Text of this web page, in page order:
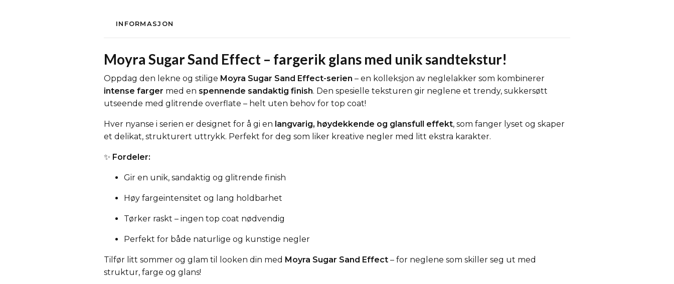
INFORMASJON
Moyra Sugar Sand Effect – fargerik glans med unik sandtekstur!
Oppdag den lekne og stilige Moyra Sugar Sand Effect-serien – en kolleksjon av neglelakker som kombinerer
intense farger med en spennende sandaktig finish. Den spesielle teksturen gir neglene et trendy, sukkersøtt
utseende med glitrende overflate – helt uten behov for top coat!
Hver nyanse i serien er designet for å gi en langvarig, høydekkende og glansfull effekt, som fanger lyset og skaper
et delikat, strukturert uttrykk. Perfekt for deg som liker kreative negler med litt ekstra karakter.
✨ Fordeler:
Gir en unik, sandaktig og glitrende finish
Høy fargeintensitet og lang holdbarhet
Tørker raskt – ingen top coat nødvendig
Perfekt for både naturlige og kunstige negler
Tilfør litt sommer og glam til looken din med Moyra Sugar Sand Effect – for neglene som skiller seg ut med
struktur, farge og glans!